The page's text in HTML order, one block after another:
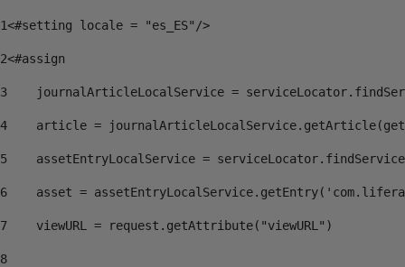
1<#setting locale = "es_ES"/>
2<#assign
3
journalArticleLocalService =
4
article =
5
assetEntryLocalService =
6
asset =
7
    viewURL = request.getAttribute("viewURL")
8